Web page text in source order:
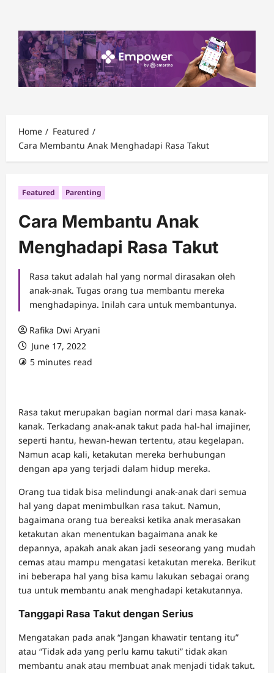
content
Home
Featured
Cara Membantu Anak Menghadapi Rasa Takut
Featured Parenting
Cara Membantu Anak
Menghadapi Rasa Takut
Rasa takut adalah hal yang normal dirasakan oleh
anak-anak. Tugas orang tua membantu mereka
menghadapinya. Inilah cara untuk membantunya.
Rafika Dwi Aryani
June 17, 2022
5 minutes read
Rasa takut merupakan bagian normal dari masa kanak-
kanak. Terkadang anak-anak takut pada hal-hal imajiner,
seperti hantu, hewan-hewan tertentu, atau kegelapan.
Namun acap kali, ketakutan mereka berhubungan
dengan apa yang terjadi dalam hidup mereka.
Orang tua tidak bisa melindungi anak-anak dari semua
hal yang dapat menimbulkan rasa takut. Namun,
bagaimana orang tua bereaksi ketika anak merasakan
ketakutan akan menentukan bagaimana anak ke
depannya, apakah anak akan jadi seseorang yang mudah
cemas atau mampu mengatasi ketakutan mereka. Berikut
ini beberapa hal yang bisa kamu lakukan sebagai orang
tua untuk membantu anak menghadapi ketakutannya.
Tanggapi Rasa Takut dengan Serius
Mengatakan pada anak “Jangan khawatir tentang itu”
atau “Tidak ada yang perlu kamu takuti” tidak akan
membantu anak atau membuat anak menjadi tidak takut.